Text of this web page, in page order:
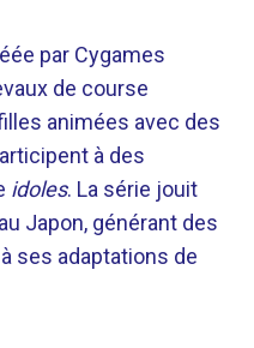
par Cygames
de course
animées avec des
à des
idoles. La série jouit
Japon, générant des
ses adaptations de